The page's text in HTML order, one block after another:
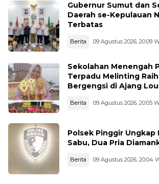
Gubernur Sumut dan
Daerah se-Kepulauan
Terbatas
Berita 09 Agustus 2026, 20:09
Sekolahan Menengah
Terpadu Melinting
Bergengsi di Ajang
Berita 09 Agustus 2026, 20:05
Polsek Pinggir Ungkap
Sabu, Dua Pria
Berita 09 Agustus 2026, 20:04